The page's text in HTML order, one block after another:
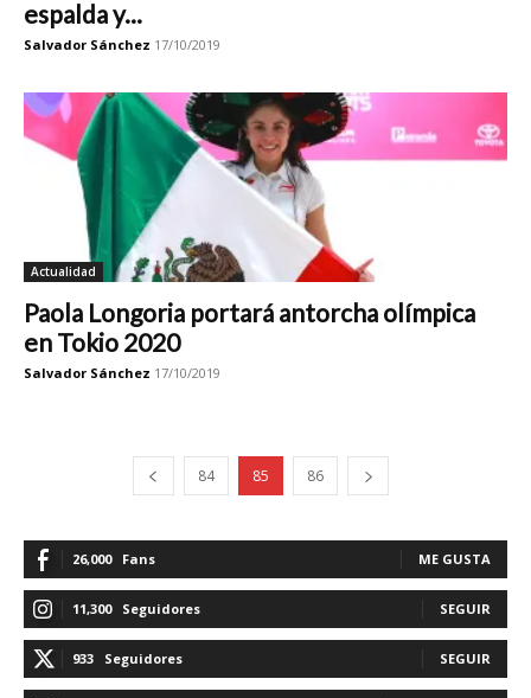
espalda y...
Salvador Sánchez 17/10/2019
Actualidad
Paola Longoria portará antorcha olímpica
en Tokio 2020
Salvador Sánchez 17/10/2019
84 85 86
26,000 Fans ME GUSTA
11,300 Seguidores SEGUIR
933 Seguidores SEGUIR